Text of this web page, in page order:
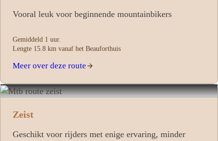
Vooral leuk voor beginnende mountainbikers
Gemiddeld 1 uur.
Lengte 15.8 km vanaf het Beauforthuis
Meer over deze route
Zeist
Geschikt voor rijders met enige ervaring, minder